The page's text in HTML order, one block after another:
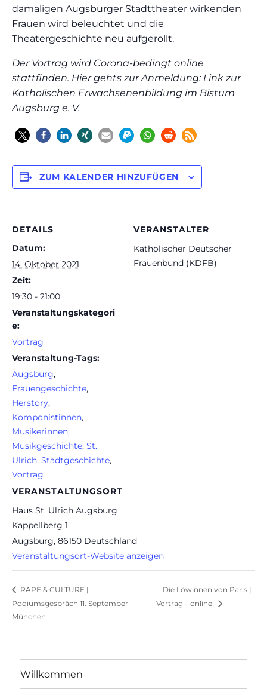
damaligen Augsburger Stadttheater wirkenden
Frauen wird beleuchtet und die
Theatergeschichte neu aufgerollt.
Der Vortrag wird Corona-bedingt online
stattfinden. Hier gehts zur Anmeldung: Link zur
Katholischen Erwachsenenbildung im Bistum
Augsburg e. V.
ZUM KALENDER HINZUFÜGEN
DETAILS
Datum:
14. Oktober 2021
Zeit:
19:30 - 21:00
Veranstaltungskategori
e:
Vortrag
Veranstaltung-Tags:
Augsburg,
Frauengeschichte,
Herstory,
Komponistinnen,
Musikerinnen,
Musikgeschichte, St.
Ulrich, Stadtgeschichte,
Vortrag
VERANSTALTUNGSORT
Haus St. Ulrich Augsburg
Kappellberg 1
Augsburg, 86150 Deutschland
Veranstaltungsort-Website anzeigen
VERANSTALTER
Katholischer Deutscher
Frauenbund (KDFB)
RAPE & CULTURE |
Podiumsgespräch 11. September
München
Die Löwinnen von Paris |
Vortrag – online!
Willkommen